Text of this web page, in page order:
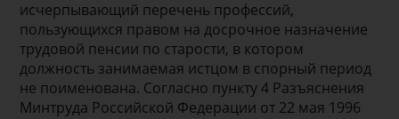
исчерпывающий перечень профессий,
пользующихся правом на досрочное назначение
трудовой пенсии по старости, в котором
должность занимаемая истцом в спорный период
не поименована. Согласно пункту 4 Разъяснения
Минтруда Российской Федерации от 22 мая 1996